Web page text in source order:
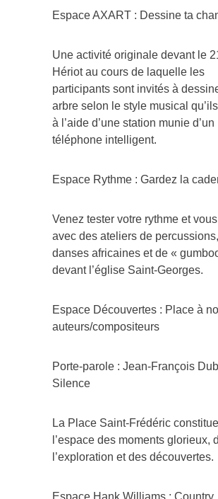
Espace AXART : Dessine ta
Une activité originale devant le
Hériot au cours de laquelle les
participants sont invités à
arbre selon le style musical
à l’aide d’une station munie d’un
téléphone intelligent.
Espace Rythme : Gardez la
Venez tester votre rythme et
avec des ateliers de
danses africaines et de «
devant l’église Saint-Georges.
Espace Découvertes : Place à
auteurs/compositeurs
Porte-parole : Jean-François
Silence
La Place Saint-Frédéric
l’espace des moments glorieux,
l’exploration et des découvertes.